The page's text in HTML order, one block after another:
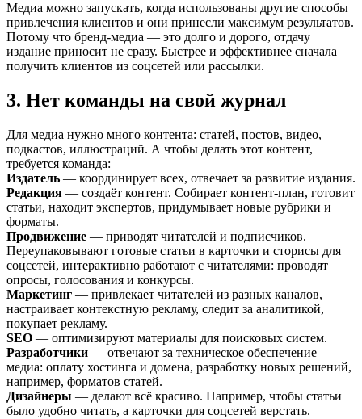
Медиа можно запускать, когда использованы другие способы
привлечения клиентов и они принесли максимум результатов.
Потому что бренд-медиа — это долго и дорого, отдачу
издание приносит не сразу. Быстрее и эффективнее сначала
получить клиентов из соцсетей или рассылки.
3. Нет команды на свой журнал
Для медиа нужно много контента: статей, постов, видео,
подкастов, иллюстраций. А чтобы делать этот контент,
требуется команда:
Издатель — координирует всех, отвечает за развитие издания.
Редакция — создаёт контент. Собирает контент-план, готовит
статьи, находит экспертов, придумывает новые рубрики и
форматы.
Продвижение — приводят читателей и подписчиков.
Переупаковывают готовые статьи в карточки и сторисы для
соцсетей, интерактивно работают с читателями: проводят
опросы, голосования и конкурсы.
Маркетинг — привлекает читателей из разных каналов,
настраивает контекстную рекламу, следит за аналитикой,
покупает рекламу.
SEO — оптимизируют материалы для поисковых систем.
Разработчики — отвечают за техническое обеспечение
медиа: оплату хостинга и домена, разработку новых решений,
например, форматов статей.
Дизайнеры — делают всё красиво. Например, чтобы статьи
было удобно читать, а карточки для соцсетей верстать.